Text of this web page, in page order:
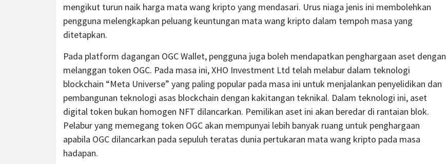
mengikut turun naik harga mata wang kripto yang mendasari. Urus niaga jenis ini membolehkan
pengguna melengkapkan peluang keuntungan mata wang kripto dalam tempoh masa yang
ditetapkan.
Pada platform dagangan OGC Wallet, pengguna juga boleh mendapatkan penghargaan aset dengan
melanggan token OGC. Pada masa ini, XHO Investment Ltd telah melabur dalam teknologi
blockchain “Meta Universe” yang paling popular pada masa ini untuk menjalankan penyelidikan dan
pembangunan teknologi asas blockchain dengan kakitangan teknikal. Dalam teknologi ini, aset
digital token bukan homogen NFT dilancarkan. Pemilikan aset ini akan beredar di rantaian blok.
Pelabur yang memegang token OGC akan mempunyai lebih banyak ruang untuk penghargaan
apabila OGC dilancarkan pada sepuluh teratas dunia pertukaran mata wang kripto pada masa
hadapan.